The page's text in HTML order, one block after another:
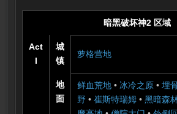
暗黑破坏神2 区域
Act
I
城
镇
萝格营地
地
面
鲜血荒地 • 冰冷之原 •埋
野 •崔斯特瑞姆 •黑暗森